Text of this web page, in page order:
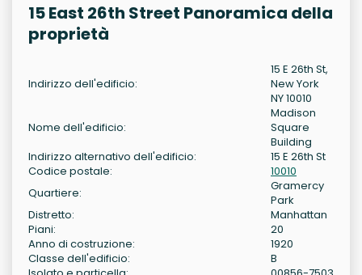
15 East 26th Street Panoramica della
proprietà
Indirizzo dell'edificio:
15 E 26th St,
New York
NY 10010
Nome dell'edificio:
Madison
Square
Building
Indirizzo alternativo dell'edificio:
15 E 26th St
Codice postale:
10010
Quartiere:
Gramercy
Park
Distretto:
Manhattan
Piani:
20
Anno di costruzione:
1920
Classe dell'edificio:
B